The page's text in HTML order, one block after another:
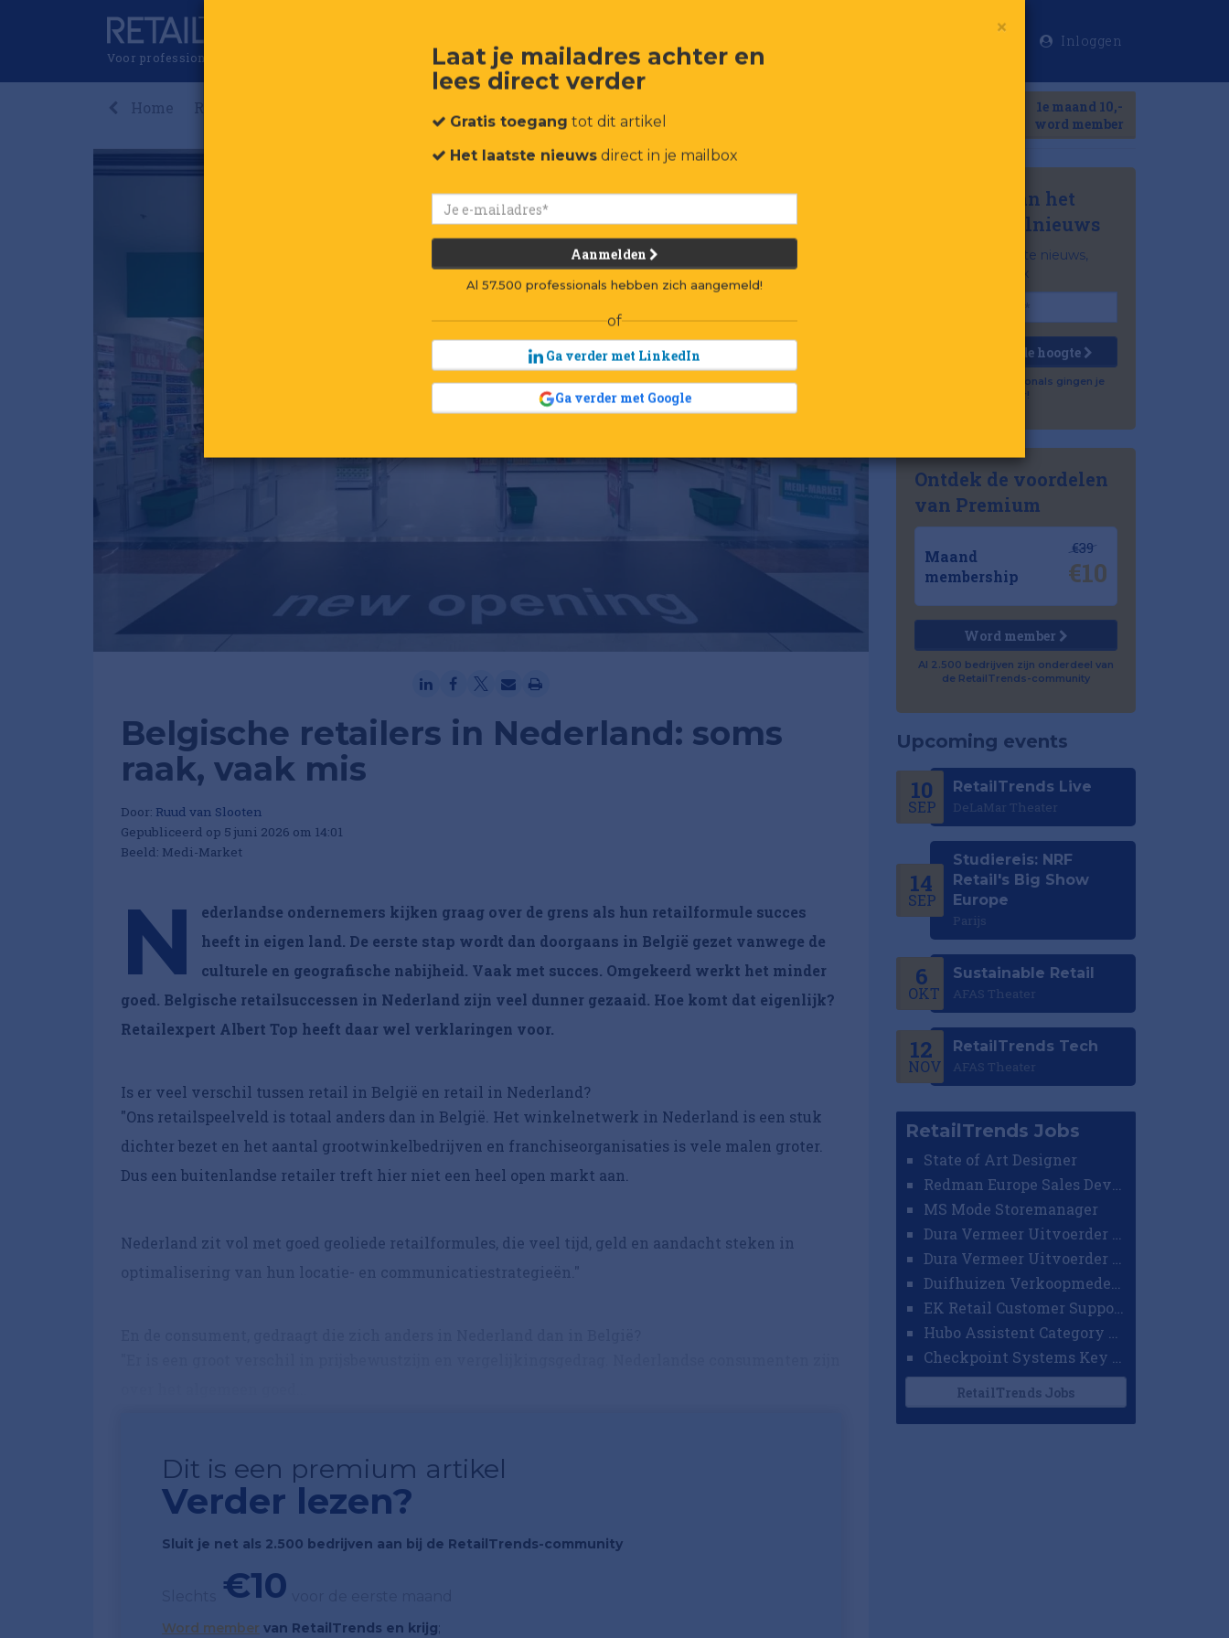
Voor professionals in retail & brands
Inloggen
Home Recent
1e maand 10,-
word member
Belgische retailers in Nederland: soms
raak, vaak mis
Door: Ruud van Slooten
Gepubliceerd op 5 juni 2026 om 14:01
Beeld: Medi-Market
N
ederlandse ondernemers kijken graag over de grens als hun retailformule succes
heeft in eigen land. De eerste stap wordt dan doorgaans in België gezet vanwege de
culturele en geografische nabijheid. Vaak met succes. Omgekeerd werkt het minder
goed. Belgische retailsuccessen in Nederland zijn veel dunner gezaaid. Hoe komt dat eigenlijk?
Retailexpert Albert Top heeft daar wel verklaringen voor.
Is er veel verschil tussen retail in België en retail in Nederland?
"Ons retailspeelveld is totaal anders dan in België. Het winkelnetwerk in Nederland is een stuk
dichter bezet en het aantal grootwinkelbedrijven en franchiseorganisaties is vele malen groter.
Dus een buitenlandse retailer treft hier niet een heel open markt aan.
Nederland zit vol met goed geoliede retailformules, die veel tijd, geld en aandacht steken in
optimalisering van hun locatie- en communicatiestrategieën."
Dit is een premium artikel
Verder lezen?
Sluit je net als 2.500 bedrijven aan bij de RetailTrends-community
€10
Word member van RetailTrends en krijg;
Mis niets van het
laatste retailnieuws
Het belangrijkste nieuws,
gratis in je inbox
Houd mij op de hoogte
Al 57.500 professionals gingen je
voor!
Ontdek de voordelen
van Premium
Maand
membership
€39
€10
Word member
Al 2.500 bedrijven zijn onderdeel van
de RetailTrends-community
Upcoming events
10
SEP
RetailTrends Live
DeLaMar Theater
14
SEP
Studiereis: NRF
Retail's Big Show
Europe
Parijs
6
OKT
Sustainable Retail
AFAS Theater
12
NOV
RetailTrends Tech
AFAS Theater
RetailTrends Jobs
State of Art Designer
MS Mode Storemanager
EK Retail Customer Support Omnichannel
RetailTrends Jobs
Laat je mailadres achter en
lees direct verder
Gratis toegangtot dit artikel
Aanmelden
Al 57.500 professionals hebben zich aangemeld!
of
Ga verder met LinkedIn